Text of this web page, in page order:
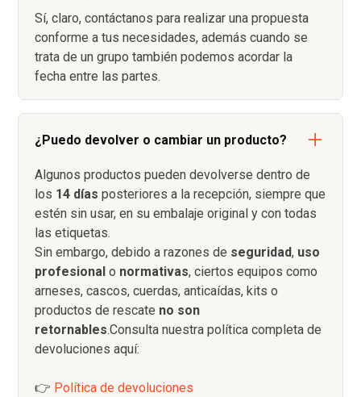
Sí, claro, contáctanos para realizar una propuesta
conforme a tus necesidades, además cuando se
trata de un grupo también podemos acordar la
fecha entre las partes.
¿Puedo devolver o cambiar un producto?
Algunos productos pueden devolverse dentro de
los 14 días posteriores a la recepción, siempre que
estén sin usar, en su embalaje original y con todas
las etiquetas.
Sin embargo, debido a razones de seguridad, uso
profesional o normativas, ciertos equipos como
arneses, cascos, cuerdas, anticaídas, kits o
productos de rescate no son
retornables.Consulta nuestra política completa de
devoluciones aquí:
👉 Política de devoluciones